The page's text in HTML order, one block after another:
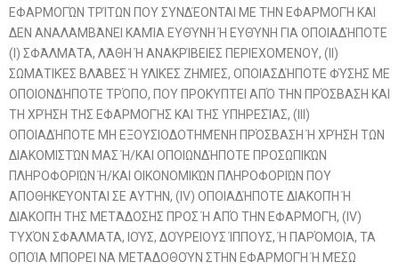
ΕΦΑΡΜΟΓΏΝ ΤΡΊΤΩΝ ΠΟΥ ΣΥΝΔΈΟΝΤΑΙ ΜΕ ΤΗΝ ΕΦΑΡΜΟΓΉ ΚΑΙ
ΔΕΝ ΑΝΑΛΑΜΒΆΝΕΙ ΚΑΜΊΑ ΕΥΘΎΝΗ Ή ΕΥΘΎΝΗ ΓΙΑ ΟΠΟΙΑΔΉΠΟΤΕ
(I) ΣΦΆΛΜΑΤΑ, ΛΆΘΗ Ή ΑΝΑΚΡΊΒΕΙΕΣ ΠΕΡΙΕΧΟΜΈΝΟΥ, (II)
ΣΩΜΑΤΙΚΈΣ ΒΛΆΒΕΣ Ή ΥΛΙΚΈΣ ΖΗΜΙΈΣ, ΟΠΟΙΑΣΔΉΠΟΤΕ ΦΎΣΗΣ ΜΕ
ΟΠΟΙΟΝΔΉΠΟΤΕ ΤΡΌΠΟ, ΠΟΥ ΠΡΟΚΎΠΤΕΙ ΑΠΌ ΤΗΝ ΠΡΌΣΒΑΣΗ ΚΑΙ
ΤΗ ΧΡΉΣΗ ΤΗΣ ΕΦΑΡΜΟΓΉΣ ΚΑΙ ΤΗΣ ΥΠΗΡΕΣΊΑΣ, (III)
ΟΠΟΙΑΔΉΠΟΤΕ ΜΗ ΕΞΟΥΣΙΟΔΟΤΗΜΈΝΗ ΠΡΌΣΒΑΣΗ Ή ΧΡΉΣΗ ΤΩΝ
ΔΙΑΚΟΜΙΣΤΏΝ ΜΑΣ Ή/ΚΑΙ ΟΠΟΙΩΝΔΉΠΟΤΕ ΠΡΟΣΩΠΙΚΏΝ
ΠΛΗΡΟΦΟΡΙΏΝ Ή/ΚΑΙ ΟΙΚΟΝΟΜΙΚΏΝ ΠΛΗΡΟΦΟΡΙΏΝ ΠΟΥ
ΑΠΟΘΗΚΕΎΟΝΤΑΙ ΣΕ ΑΥΤΉΝ, (IV) ΟΠΟΙΑΔΉΠΟΤΕ ΔΙΑΚΟΠΉ Ή
ΔΙΑΚΟΠΉ ΤΗΣ ΜΕΤΆΔΟΣΗΣ ΠΡΟΣ Ή ΑΠΌ ΤΗΝ ΕΦΑΡΜΟΓΉ, (IV)
ΤΥΧΌΝ ΣΦΆΛΜΑΤΑ, ΙΟΎΣ, ΔΟΎΡΕΙΟΥΣ ΊΠΠΟΥΣ, Ή ΠΑΡΌΜΟΙΑ, ΤΑ
ΟΠΟΊΑ ΜΠΟΡΕΊ ΝΑ ΜΕΤΑΔΟΘΟΎΝ ΣΤΗΝ ΕΦΑΡΜΟΓΉ Ή ΜΈΣΩ